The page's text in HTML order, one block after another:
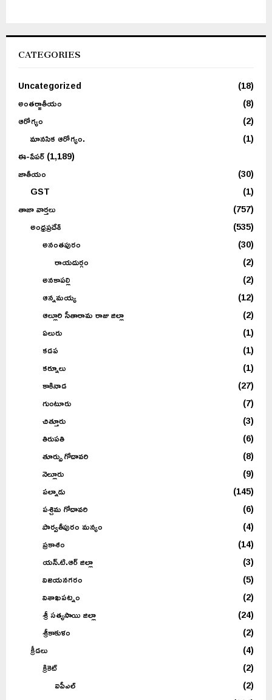
CATEGORIES
Uncategorized
(18)
అంతర్జాతీయం
(8)
ఆరోగ్యం
(2)
మానసిక ఆరోగ్యం.
(1)
ఈ-పేపర్(1,189)
జాతీయం
(30)
GST
(1)
తాజా వార్తలు
(757)
అంధ్రప్రదేశ్
(535)
అనంతపురం
(30)
రాయదుర్గం
(2)
అనకాపల్లి
(2)
ఆన్నమయ్య
(12)
ఆల్లూరి సీతారామ రాజు జిల్లా
(2)
ఏలురు
(1)
కడప
(1)
కర్నూలు
(1)
కాకినాడ
(27)
గుంటూరు
(7)
చిత్తూరు
(3)
తిరుపతి
(6)
తూర్పు గోదావరి
(8)
నెల్లూరు
(9)
పల్నాడు
(145)
పశ్చిమ గోదావరి
(6)
పార్వతీపురం మన్యం
(4)
ప్రకాశం
(14)
యన్.టి.ఆర్ జిల్లా
(3)
విజయనగరం
(5)
విశాఖపట్నం
(2)
శ్రీ సత్యసాయి జిల్లా
(24)
శ్రీకాకుళం
(2)
క్రీడలు
(4)
క్రికెట్
(2)
ఐపీఎల్
(2)